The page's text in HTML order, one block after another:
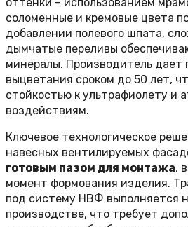
соломенные и кремовые цвета
добавлении полевого шпата,
дымчатые переливы
минералы. Производитель дает
выцветания сроком до 50 лет,
стойкостью к ультрафиолету и
воздействиям.
Ключевое технологическое
навесных вентилируемых
готовым пазом для монтажа,
момент формования изделия.
под систему НВФ выполняется
производстве, что требует